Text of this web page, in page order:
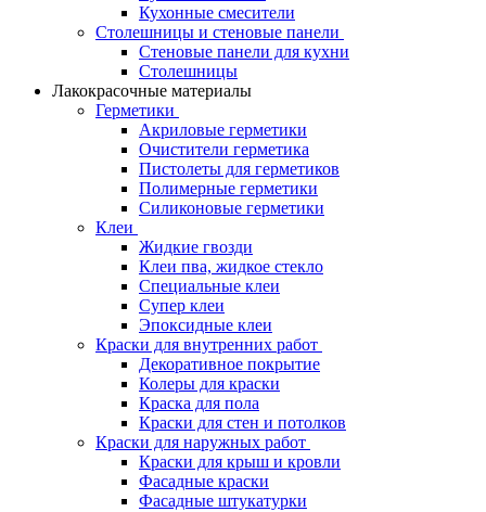
Кухонные смесители
Столешницы и стеновые панели
Стеновые панели для кухни
Столешницы
Лакокрасочные материалы
Герметики
Акриловые герметики
Очистители герметика
Пистолеты для герметиков
Полимерные герметики
Силиконовые герметики
Клеи
Жидкие гвозди
Клеи пва, жидкое стекло
Специальные клеи
Супер клеи
Эпоксидные клеи
Краски для внутренних работ
Декоративное покрытие
Колеры для краски
Краска для пола
Краски для стен и потолков
Краски для наружных работ
Краски для крыш и кровли
Фасадные краски
Фасадные штукатурки